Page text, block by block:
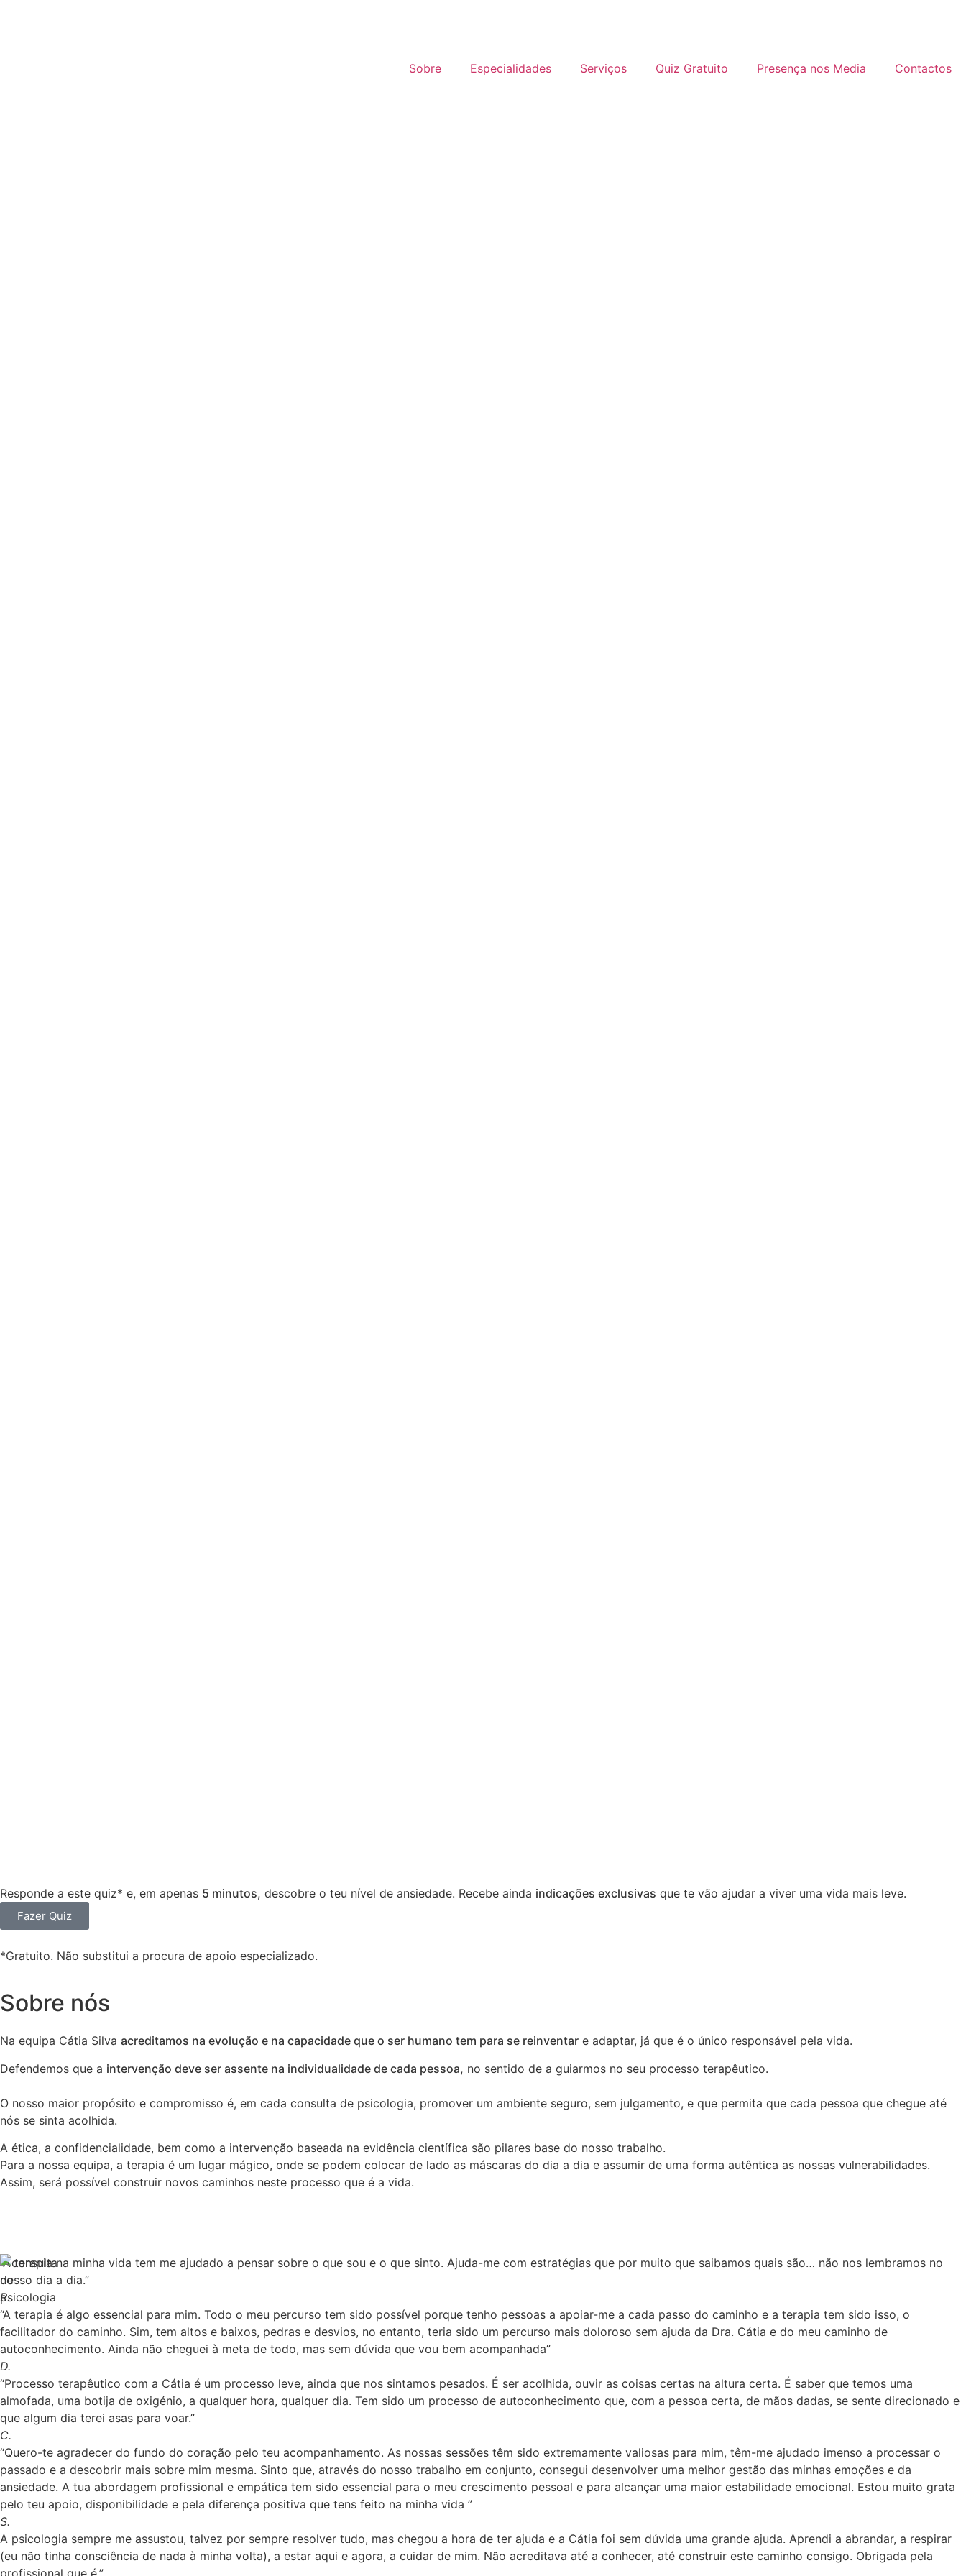
Sobre Especialidades Serviços Quiz Gratuito Presença nos Media Contactos
Responde a este quiz* e, em apenas 5 minutos, descobre o teu nível de ansiedade. Recebe ainda indicações exclusivas que te vão ajudar a viver uma vida mais leve.
Fazer Quiz
*Gratuito. Não substitui a procura de apoio especializado.
Sobre nós
Na equipa Cátia Silva acreditamos na evolução e na capacidade que o ser humano tem para se reinventar e adaptar, já que é o único responsável pela vida.
Defendemos que a intervenção deve ser assente na individualidade de cada pessoa, no sentido de a guiarmos no seu processo terapêutico.
O nosso maior propósito e compromisso é, em cada consulta de psicologia, promover um ambiente seguro, sem julgamento, e que permita que cada pessoa que chegue até
nós se sinta acolhida.
A ética, a confidencialidade, bem como a intervenção baseada na evidência científica são pilares base do nosso trabalho.
Para a nossa equipa, a terapia é um lugar mágico, onde se podem colocar de lado as máscaras do dia a dia e assumir de uma forma autêntica as nossas vulnerabilidades.
Assim, será possível construir novos caminhos neste processo que é a vida.
“A terapia na minha vida tem me ajudado a pensar sobre o que sou e o que sinto. Ajuda-me com estratégias que por muito que saibamos quais são… não nos lembramos no
nosso dia a dia.”
R.
“A terapia é algo essencial para mim. Todo o meu percurso tem sido possível porque tenho pessoas a apoiar-me a cada passo do caminho e a terapia tem sido isso, o
facilitador do caminho. Sim, tem altos e baixos, pedras e desvios, no entanto, teria sido um percurso mais doloroso sem ajuda da Dra. Cátia e do meu caminho de
autoconhecimento. Ainda não cheguei à meta de todo, mas sem dúvida que vou bem acompanhada”
D.
“Processo terapêutico com a Cátia é um processo leve, ainda que nos sintamos pesados. É ser acolhida, ouvir as coisas certas na altura certa. É saber que temos uma
almofada, uma botija de oxigénio, a qualquer hora, qualquer dia. Tem sido um processo de autoconhecimento que, com a pessoa certa, de mãos dadas, se sente direcionado e
que algum dia terei asas para voar.”
C.
“Quero-te agradecer do fundo do coração pelo teu acompanhamento. As nossas sessões têm sido extremamente valiosas para mim, têm-me ajudado imenso a processar o
passado e a descobrir mais sobre mim mesma. Sinto que, através do nosso trabalho em conjunto, consegui desenvolver uma melhor gestão das minhas emoções e da
ansiedade. A tua abordagem profissional e empática tem sido essencial para o meu crescimento pessoal e para alcançar uma maior estabilidade emocional. Estou muito grata
pelo teu apoio, disponibilidade e pela diferença positiva que tens feito na minha vida ”
S.
A psicologia sempre me assustou, talvez por sempre resolver tudo, mas chegou a hora de ter ajuda e a Cátia foi sem dúvida uma grande ajuda. Aprendi a abrandar, a respirar
(eu não tinha consciência de nada à minha volta), a estar aqui e agora, a cuidar de mim. Não acreditava até a conhecer, até construir este caminho consigo. Obrigada pela